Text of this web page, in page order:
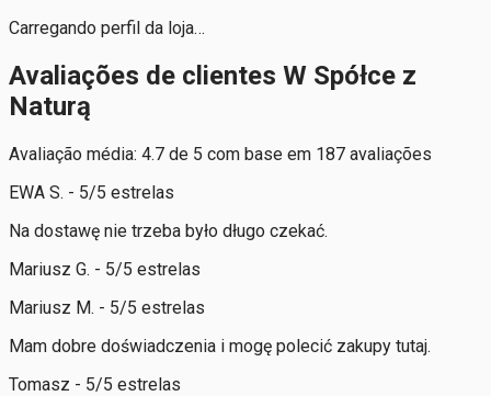
Carregando perfil da loja…
Avaliações de clientes W Spółce z
Naturą
Avaliação média: 4.7 de 5 com base em 187 avaliações
EWA S. - 5/5 estrelas
Na dostawę nie trzeba było długo czekać.
Mariusz G. - 5/5 estrelas
Mariusz M. - 5/5 estrelas
Mam dobre doświadczenia i mogę polecić zakupy tutaj.
Tomasz - 5/5 estrelas